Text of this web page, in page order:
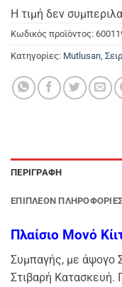
Η τιμή δεν
Κωδικός προϊόντος:
Κατηγορίες: Mutlusan,
ΠΕΡΙΓΡΑΦΉ
ΕΠΙΠΛΈΟΝ ΠΛΗΡΟΦΟΡΊΕΣ
Πλαίσιο Μονό
Συμπαγής, με άψογο
Στιβαρή Κατασκευή.